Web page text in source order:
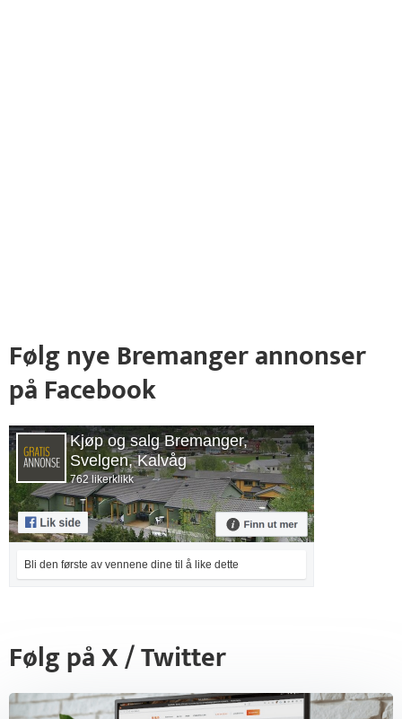
Følg nye Bremanger annonser
på Facebook
Kjøp og salg Bremanger,
Svelgen, Kalvåg
762 likerklikk
Bli den første av vennene dine til å like dette
Følg på X / Twitter